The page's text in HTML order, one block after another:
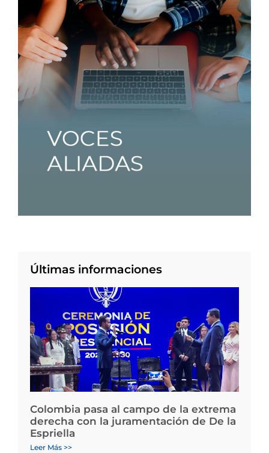
Últimas informaciones
Colombia pasa al campo de la extrema
derecha con la juramentación de De la
Espriella
Leer Más >>